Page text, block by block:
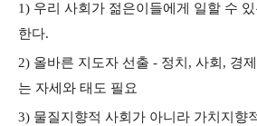
1) 우리 사회가 젊은이들에게 일할 수
한다.
2) 올바른 지도자 선출 - 정치, 사회, 경
는 자세와 태도 필요
3) 물질지향적 사회가 아니라 가치지향